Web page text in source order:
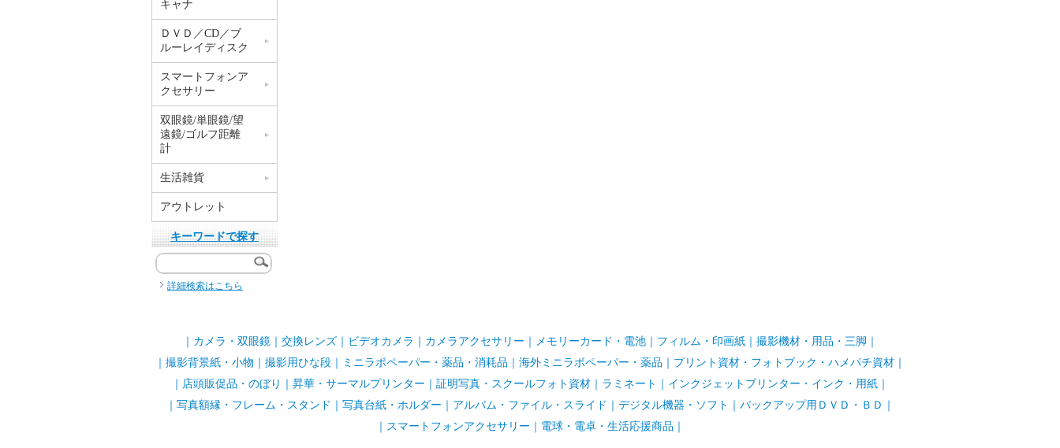
キャナ
ＤＶＤ／CD／ブ
ルーレイディスク
スマートフォンア
クセサリー
双眼鏡/単眼鏡/望
遠鏡/ゴルフ距離
計
生活雑貨
アウトレット
キーワードで探す
詳細検索はこちら
カメラ・双眼鏡 交換レンズ ビデオカメラ カメラアクセサリー メモリーカード・電池 フィルム・印画紙 撮影機材・用品・三脚
撮影背景紙・小物 撮影用ひな段 ミニラボペーパー・薬品・消耗品 海外ミニラボペーパー・薬品 プリント資材・フォトブック・ハメパチ資材
店頭販促品・のぼり 昇華・サーマルプリンター 証明写真・スクールフォト資材 ラミネート インクジェットプリンター・インク・用紙
写真額縁・フレーム・スタンド 写真台紙・ホルダー アルバム・ファイル・スライド デジタル機器・ソフト バックアップ用ＤＶＤ・ＢＤ
スマートフォンアクセサリー 電球・電卓・生活応援商品｜